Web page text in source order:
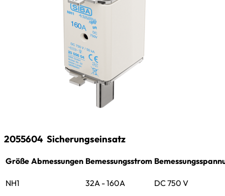
2055604 Sicherungseinsatz
Größe Abmessungen Bemessungsstrom
NH1 32A - 160A DC 750 V